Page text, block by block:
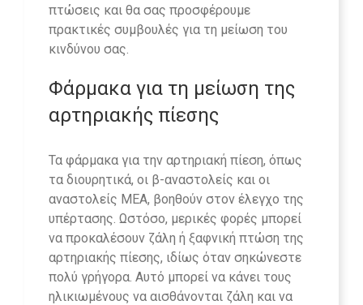
πτώσεις και θα σας προσφέρουμε
πρακτικές συμβουλές για τη μείωση του
κινδύνου σας.
Φάρμακα για τη μείωση της
αρτηριακής πίεσης
Τα φάρμακα για την αρτηριακή πίεση, όπως
τα διουρητικά, οι β-αναστολείς και οι
αναστολείς ΜΕΑ, βοηθούν στον έλεγχο της
υπέρτασης. Ωστόσο, μερικές φορές μπορεί
να προκαλέσουν ζάλη ή ξαφνική πτώση της
αρτηριακής πίεσης, ιδίως όταν σηκώνεστε
πολύ γρήγορα. Αυτό μπορεί να κάνει τους
ηλικιωμένους να αισθάνονται ζάλη και να